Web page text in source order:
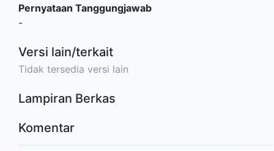
Pernyataan Tanggungjawab
-
Versi lain/terkait
Tidak tersedia versi lain
Lampiran Berkas
Komentar